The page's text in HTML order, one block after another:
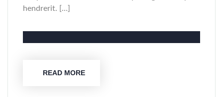
hendrerit. […]
READ MORE